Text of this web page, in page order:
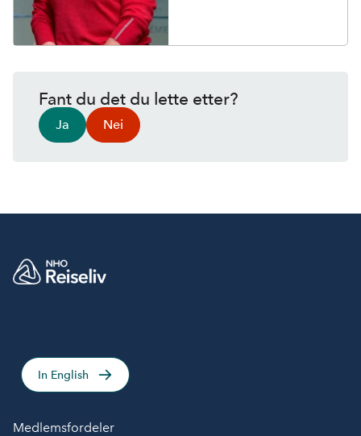
Fant du det du lette etter?
Ja Nei
In English
Medlemsfordeler